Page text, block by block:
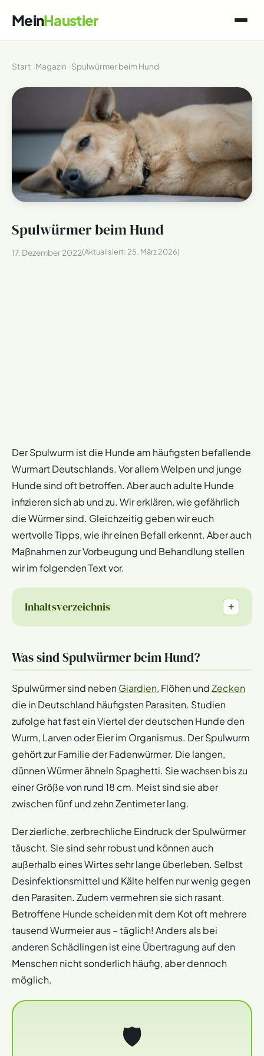
MeinHaustier
Start Magazin Spulwürmer beim Hund
Spulwürmer beim Hund
17. Dezember 2022(Aktualisiert: 25. März 2026)
Der Spulwurm ist die Hunde am häufigsten befallende
Wurmart Deutschlands. Vor allem Welpen und junge
Hunde sind oft betroffen. Aber auch adulte Hunde
infizieren sich ab und zu. Wir erklären, wie gefährlich
die Würmer sind. Gleichzeitig geben wir euch
wertvolle Tipps, wie ihr einen Befall erkennt. Aber auch
Maßnahmen zur Vorbeugung und Behandlung stellen
wir im folgenden Text vor.
Inhaltsverzeichnis +
Was sind Spulwürmer beim Hund?
Spulwürmer sind nebenGiardien, Flöhen undZecken
die in Deutschland häufigsten Parasiten. Studien
zufolge hat fast ein Viertel der deutschen Hunde den
Wurm, Larven oder Eier im Organismus. Der Spulwurm
gehört zur Familie der Fadenwürmer. Die langen,
dünnen Würmer ähneln Spaghetti. Sie wachsen bis zu
einer Größe von rund 18 cm. Meist sind sie aber
zwischen fünf und zehn Zentimeter lang.
Der zierliche, zerbrechliche Eindruck der Spulwürmer
täuscht. Sie sind sehr robust und können auch
außerhalb eines Wirtes sehr lange überleben. Selbst
Desinfektionsmittel und Kälte helfen nur wenig gegen
den Parasiten. Zudem vermehren sie sich rasant.
Betroffene Hunde scheiden mit dem Kot oft mehrere
tausend Wurmeier aus – täglich! Anders als bei
anderen Schädlingen ist eine Übertragung auf den
Menschen nicht sonderlich häufig, aber dennoch
möglich.
🛡